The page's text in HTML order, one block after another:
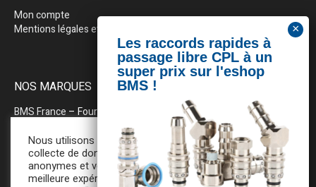
Mon compte
Mentions légales et politique de confidentialité
NOS MARQUES
BMS France – Fournitures industrielles pour la plasturgie
BEWEPLAST– Machines & pérhiphériques
PRODOPTIM– Table d’entretien pour moules d’injection
Nous utilisons des cookies pour la
collecte de données statistiques
anonymes et vous assurer une
meilleure expérience de navigation. En